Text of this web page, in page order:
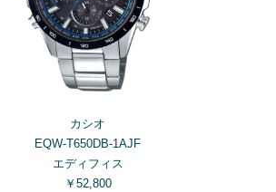
カシオ
EQW-T650DB-1AJF
エディフィス
￥52,800